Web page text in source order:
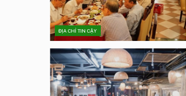
ĐỊA CHỈ TIN CẬY